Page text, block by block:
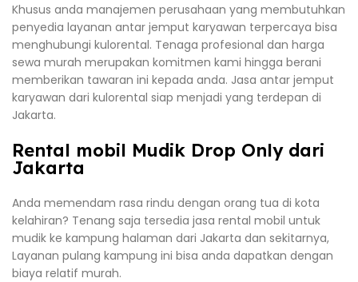
Khusus anda manajemen perusahaan yang membutuhkan
penyedia layanan antar jemput karyawan terpercaya bisa
menghubungi kulorental. Tenaga profesional dan harga
sewa murah merupakan komitmen kami hingga berani
memberikan tawaran ini kepada anda. Jasa antar jemput
karyawan dari kulorental siap menjadi yang terdepan di
Jakarta.
Rental mobil Mudik Drop Only dari
Jakarta
Anda memendam rasa rindu dengan orang tua di kota
kelahiran? Tenang saja tersedia jasa rental mobil untuk
mudik ke kampung halaman dari Jakarta dan sekitarnya,
Layanan pulang kampung ini bisa anda dapatkan dengan
biaya relatif murah.